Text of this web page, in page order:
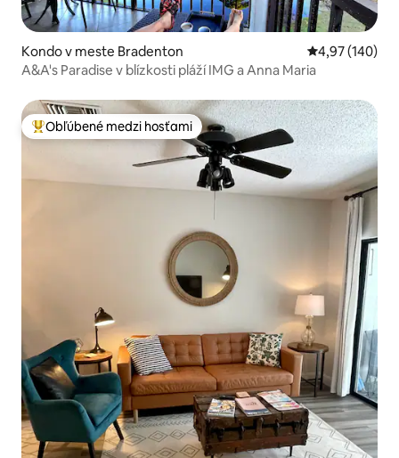
Kondo v meste Bradenton Priemerné
4,97 (140)
A&A's Paradise v blízkosti pláží IMG a Anna Maria
Najobľúbenejšie medzi hosťami
Obľúbené medzi hosťami